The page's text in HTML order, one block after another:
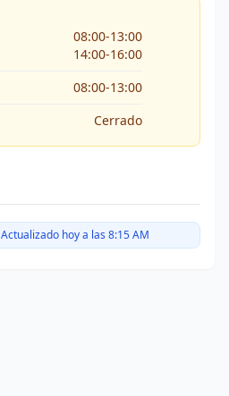
08:00-13:00
14:00-16:00
08:00-13:00
Cerrado
Actualizado hoy a las 8:15 AM